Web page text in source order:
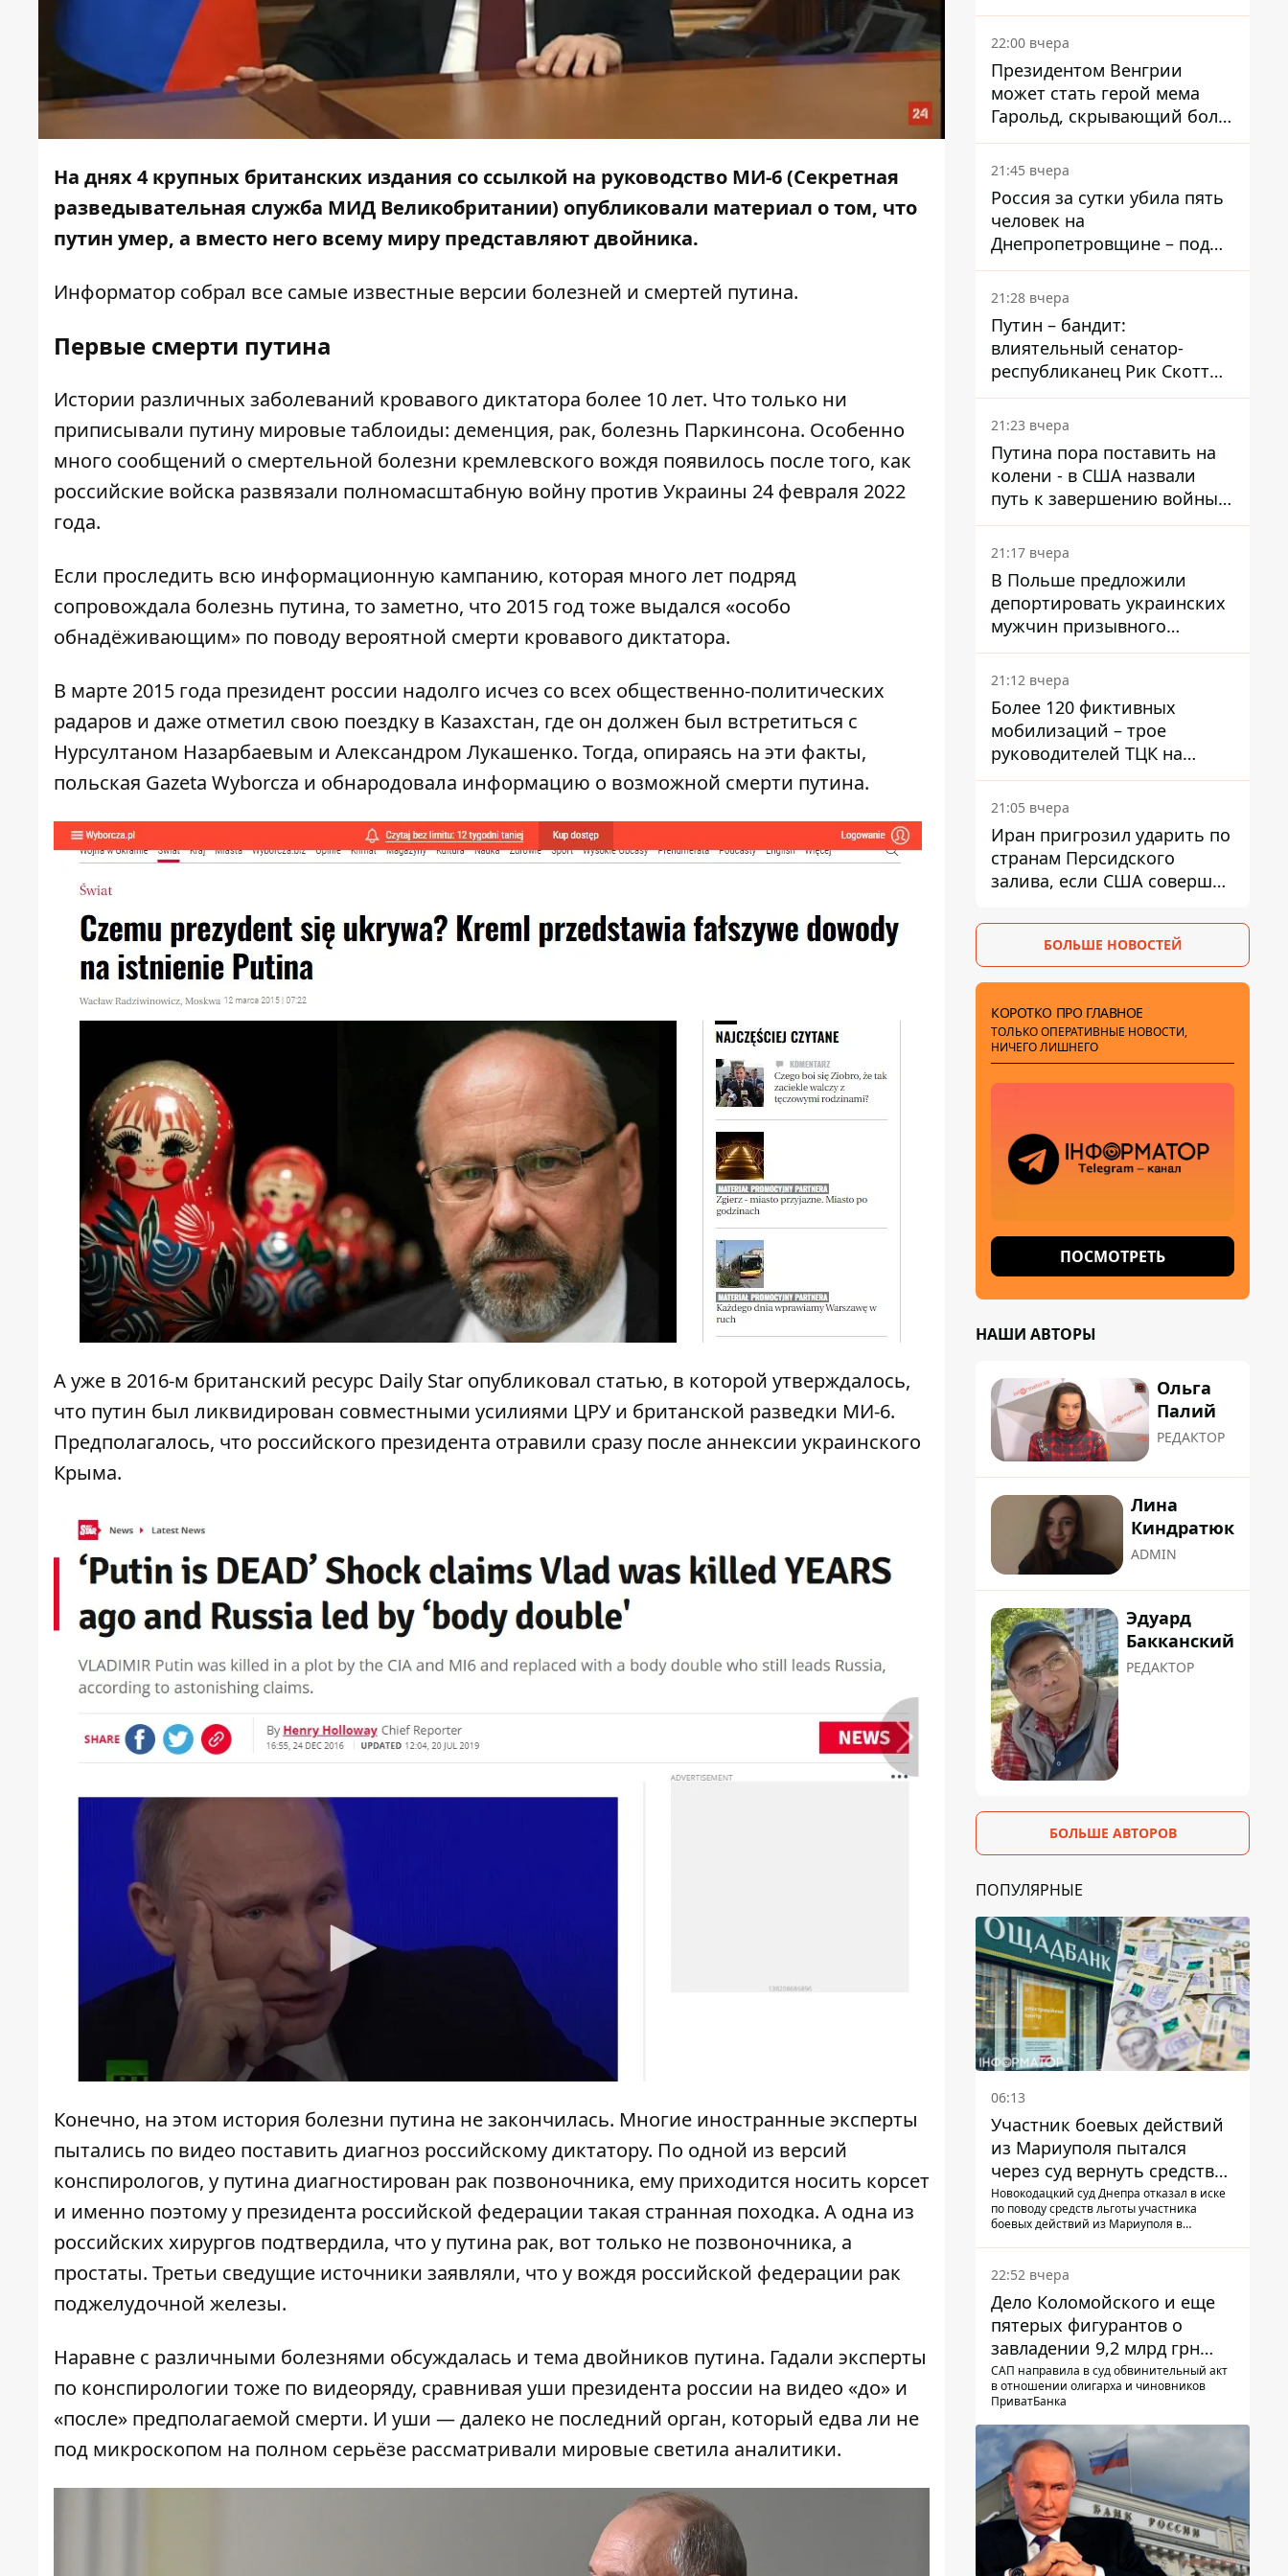
На днях 4 крупных британских издания со ссылкой на руководство МИ-6 (Секретная
разведывательная служба МИД Великобритании) опубликовали материал о том, что
путин умер, а вместо него всему миру представляют двойника.
Информатор собрал все самые известные версии болезней и смертей путина.
Первые смерти путина
Истории различных заболеваний кровавого диктатора более 10 лет. Что только ни
приписывали путину мировые таблоиды: деменция, рак, болезнь Паркинсона. Особенно
много сообщений о смертельной болезни кремлевского вождя появилось после того, как
российские войска развязали полномасштабную войну против Украины 24 февраля 2022
года.
Если проследить всю информационную кампанию, которая много лет подряд
сопровождала болезнь путина, то заметно, что 2015 год тоже выдался «особо
обнадёживающим» по поводу вероятной смерти кровавого диктатора.
В марте 2015 года президент россии надолго исчез со всех общественно-политических
радаров и даже отметил свою поездку в Казахстан, где он должен был встретиться с
Нурсултаном Назарбаевым и Александром Лукашенко. Тогда, опираясь на эти факты,
польская Gazeta Wyborcza и обнародовала информацию о возможной смерти путина.
А уже в 2016-м британский ресурс Daily Star опубликовал статью, в которой утверждалось,
что путин был ликвидирован совместными усилиями ЦРУ и британской разведки МИ-6.
Предполагалось, что российского президента отравили сразу после аннексии украинского
Крыма.
Конечно, на этом история болезни путина не закончилась. Многие иностранные эксперты
пытались по видео поставить диагноз российскому диктатору. По одной из версий
конспирологов, у путина диагностирован рак позвоночника, ему приходится носить корсет
и именно поэтому у президента российской федерации такая странная походка. А одна из
российских хирургов подтвердила, что у путина рак, вот только не позвоночника, а
простаты. Третьи сведущие источники заявляли, что у вождя российской федерации рак
поджелудочной железы.
Наравне с различными болезнями обсуждалась и тема двойников путина. Гадали эксперты
по конспирологии тоже по видеоряду, сравнивая уши президента россии на видео «до» и
«после» предполагаемой смерти. И уши — далеко не последний орган, который едва ли не
под микроскопом на полном серьёзе рассматривали мировые светила аналитики.
вкладывает миллионы
22:00 вчера
Президентом Венгрии
может стать герой мема
Гарольд, скрывающий боль
– он возглавил народное
голосование
21:45 вчера
Россия за сутки убила пять
человек на
Днепропетровщине – под
ударами оказались пять
районов области
21:28 вчера
Путин – бандит:
влиятельный сенатор-
республиканец Рик Скотт
призвал Конгресс привлечь
РФ к ответственности за
войну в Украине
21:23 вчера
Путина пора поставить на
колени - в США назвали
путь к завершению войны -
National Security Journal
21:17 вчера
В Польше предложили
депортировать украинских
мужчин призывного
возраста - кого это может
затронуть
21:12 вчера
Более 120 фиктивных
мобилизаций – трое
руководителей ТЦК на
Волыни и Буковине
получили подозрения за
фейковые отчеты
21:05 вчера
Иран пригрозил ударить по
странам Персидского
залива, если США совершат
БОЛЬШЕ НОВОСТЕЙ
КОРОТКО ПРО ГЛАВНОЕ
ТОЛЬКО ОПЕРАТИВНЫЕ НОВОСТИ,
НИЧЕГО ЛИШНЕГО
ПОСМОТРЕТЬ
НАШИ АВТОРЫ
Ольга
Палий
РЕДАКТОР
Лина
Киндратюк
ADMIN
Эдуард
Бакканский
РЕДАКТОР
БОЛЬШЕ АВТОРОВ
ПОПУЛЯРНЫЕ
06:13
Участник боевых действий
из Мариуполя пытался
через суд вернуть средства
субсидии со счета в
Ощадбанке – каким было
Новокодацкий суд Днепра отказал в иске
по поводу средств льготы участника
боевых действий из Мариуполя в
22:52 вчера
Дело Коломойского и еще
пятерых фигурантов о
завладении 9,2 млрд грн
ПриватБанка направили в
суд
САП направила в суд обвинительный акт
в отношении олигарха и чиновников
ПриватБанка